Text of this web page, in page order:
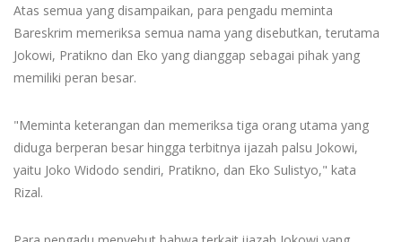
Atas semua yang disampaikan, para pengadu meminta
Bareskrim memeriksa semua nama yang disebutkan, terutama
Jokowi, Pratikno dan Eko yang dianggap sebagai pihak yang
memiliki peran besar.
"Meminta keterangan dan memeriksa tiga orang utama yang
diduga berperan besar hingga terbitnya ijazah palsu Jokowi,
yaitu Joko Widodo sendiri, Pratikno, dan Eko Sulistyo," kata
Rizal.